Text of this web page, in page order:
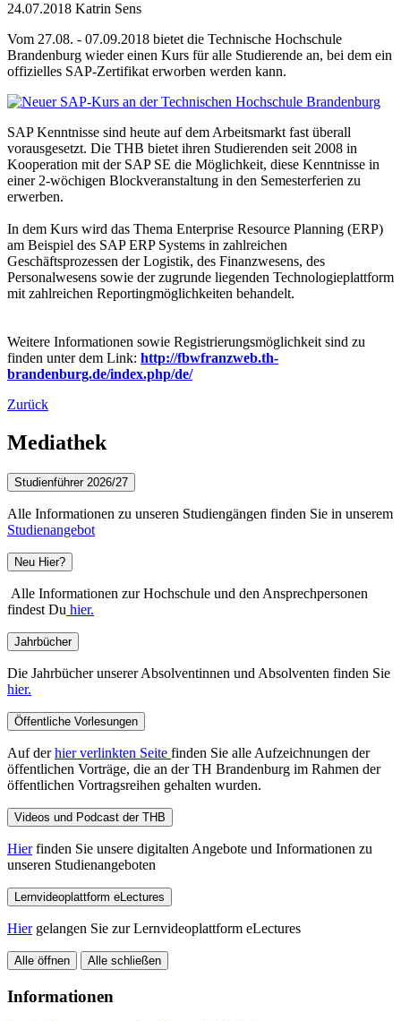
24.07.2018 Katrin Sens
Vom 27.08. - 07.09.2018 bietet die Technische Hochschule
Brandenburg wieder einen Kurs für alle Studierende an, bei dem ein
offizielles SAP-Zertifikat erworben werden kann.
SAP Kenntnisse sind heute auf dem Arbeitsmarkt fast überall
vorausgesetzt. Die THB bietet ihren Studierenden seit 2008 in
Kooperation mit der SAP SE die Möglichkeit, diese Kenntnisse in
einer 2-wöchigen Blockveranstaltung in den Semesterferien zu
erwerben.
In dem Kurs wird das Thema Enterprise Resource Planning (ERP)
am Beispiel des SAP ERP Systems in zahlreichen
Geschäftsprozessen der Logistik, des Finanzwesens, des
Personalwesens sowie der zugrunde liegenden Technologieplattform
mit zahlreichen Reportingmöglichkeiten behandelt.
Weitere Informationen sowie Registrierungsmöglichkeit sind zu
finden unter dem Link: http://fbwfranzweb.th-
brandenburg.de/index.php/de/
Zurück
Mediathek
Studienführer 2026/27
Alle Informationen zu unseren Studiengängen finden Sie in unserem
Studienangebot
Neu Hier?
Alle Informationen zur Hochschule und den Ansprechpersonen
findest Du hier.
Jahrbücher
Die Jahrbücher unserer Absolventinnen und Absolventen finden Sie
hier.
Öffentliche Vorlesungen
Auf derhier verlinkten Seite finden Sie alle Aufzeichnungen der
öffentlichen Vorträge, die an der TH Brandenburg im Rahmen der
öffentlichen Vortragsreihen gehalten wurden.
Videos und Podcast der THB
Hierfinden Sie unsere digitalten Angebote und Informationen zu
unseren Studienangeboten
Lernvideoplattform eLectures
Hiergelangen Sie zur Lernvideoplattform eLectures
Alle öffnen Alle schließen
Informationen